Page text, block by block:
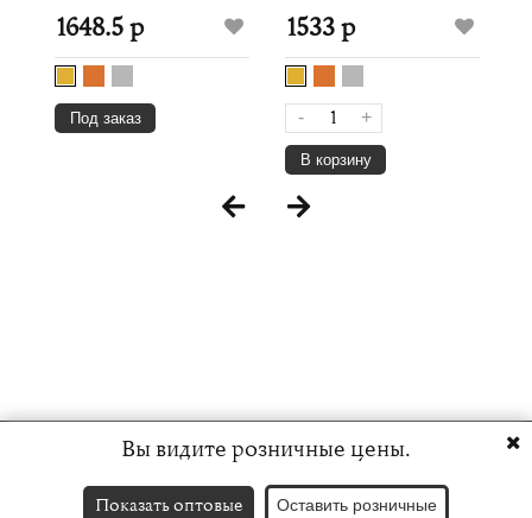
1648.5 р
Под заказ
1533 р
- +
В корзину
Вы видите розничные цены.
Показать оптовые Оставить розничные